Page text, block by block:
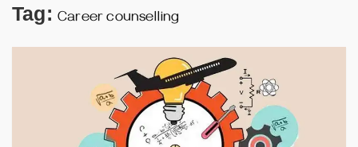
Tag: Career counselling